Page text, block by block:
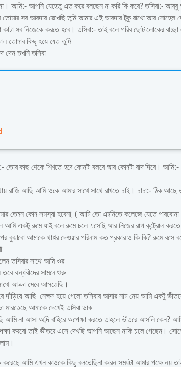
আমি:- আপনি যেহেতু এত করে বলছেন না করি কি করে? তসিবা:-
তোমার সব আবদার রেখেছি তুমি আমার এই আবদার টুকু রাখো আর সোহেল
সব নিজেকে করতে হবে। তসিবা:- তাই বলে গরিব ছোট লোকের বাচ্ছা
তোমার কিছু হয়ে যেত তুমি
তখনি তসিবা
তোর কাছ থেকে শিখতে হবে কোনটা বলবে আর কোনটা বাদ দিবে।
রাজি আছি আমি ওকে আমার সাথে সাথে রাখতে চাই। চাচা:- ঠিক
তেমন কোন সমস্যা হবেনা, ( আমি তো এমনিতে কলেজে যেতে পারবোনা
একটু রুমে যাই বলে রুমে চলে এসেছি আর নিজের রাগ কন্ট্রোল করতে
বুঝাবো আমাকে থাপ্পর দেওয়ার পরিনাম কত প্রকার ও কি কি? রুমে বসে
তসিবার সাথে আমি ওর
তবে বান্ধবীদের সামনে শুরু
আড্ডা মেরে আসতেছি।
দাঁড়িয়ে আছি নেক্ষন হয়ে গেলো তসিবার আসার নাম নেয় আমি একটু
মারতেছে আমাকে দেখেই তসিবা ডাক
না আসা অব্দি বাহিরে অপেক্ষা করতে তাহলে ভীতরে আসলি কেন?
করবো তাই ভীতরে এসে দেখছি আপনি আছেন নাকি চলে গেছেন।
করেছে আমি এখন কাওকে কিছু বলতেছিনা কারন সময়টা আমার পক্ষে নয়